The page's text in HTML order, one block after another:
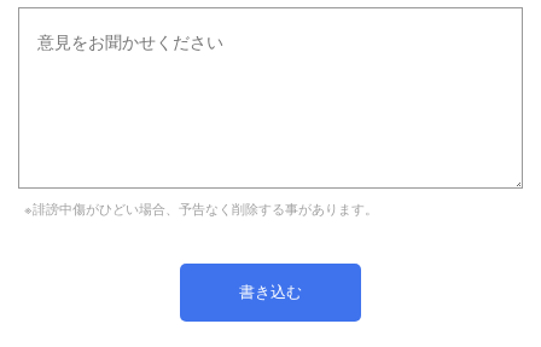
※誹謗中傷がひどい場合、予告なく削除する事があります。